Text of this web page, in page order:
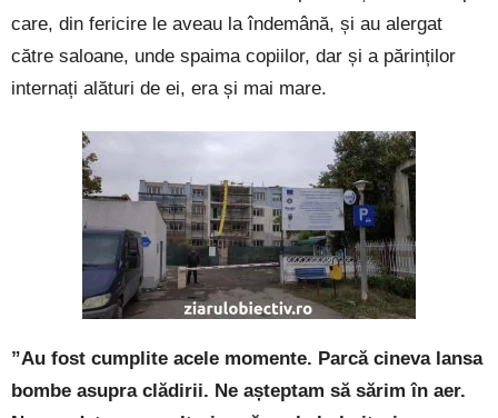
care, din fericire le aveau la îndemână, și au alergat
către saloane, unde spaima copiilor, dar și a părinților
internați alături de ei, era și mai mare.
”Au fost cumplite acele momente. Parcă cineva lansa
bombe asupra clădirii. Ne așteptam să sărim în aer.